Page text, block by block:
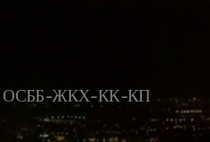
ОСББ-ЖКХ-КК-КП